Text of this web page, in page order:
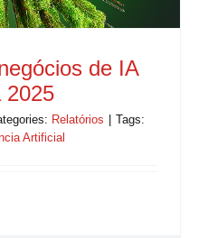
de IA
2025
Relatórios
Tags:
Artificial